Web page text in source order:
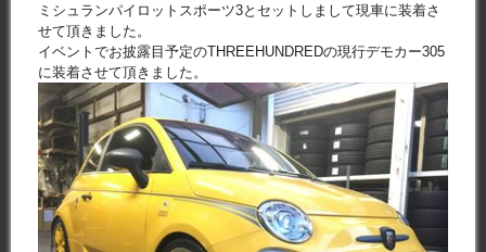
ミシュランパイロットスポーツ3とセットしまして現車に装着さ
せて頂きました。
イベントでお披露目予定のTHREEHUNDREDの現行デモカー305
に装着させて頂きました。